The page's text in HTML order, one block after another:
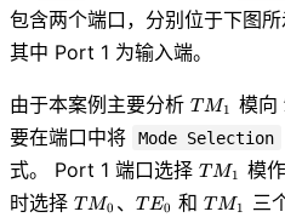
包含两个端口，分别位于下图
其中 Port 1 为输入端。
由于本案例主要分析 TM_1
T M1 模向
要在端口中将
Mode Selection
式。 Port 1 端口选择 TM_1
T M1
模
时选择 TM_0、
T M0 、 T E0 和TM_1
T M1 三